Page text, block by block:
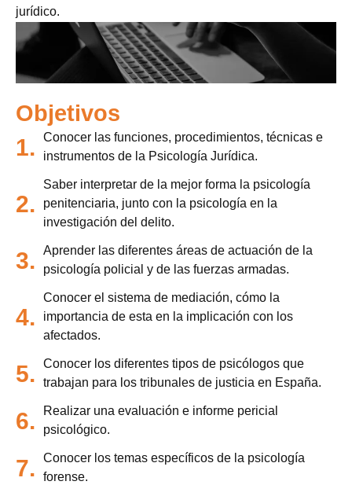
jurídico.
Objetivos
1.
Conocer las funciones, procedimientos, técnicas e
instrumentos de la Psicología Jurídica.
2.
Saber interpretar de la mejor forma la psicología
penitenciaria, junto con la psicología en la
investigación del delito.
3.
Aprender las diferentes áreas de actuación de la
psicología policial y de las fuerzas armadas.
4.
Conocer el sistema de mediación, cómo la
importancia de esta en la implicación con los
afectados.
5.
Conocer los diferentes tipos de psicólogos que
trabajan para los tribunales de justicia en España.
6.
Realizar una evaluación e informe pericial
psicológico.
7.
Conocer los temas específicos de la psicología
forense.